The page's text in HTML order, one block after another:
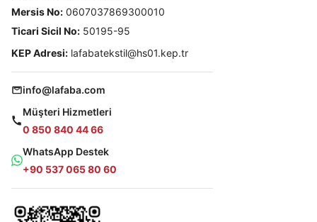
Mersis No: 0607037869300010
Ticari Sicil No: 50195-95
KEP Adresi: lafabatekstil@hs01.kep.tr
info@lafaba.com
Müşteri Hizmetleri
0 850 840 44 66
WhatsApp Destek
+90 537 065 80 60